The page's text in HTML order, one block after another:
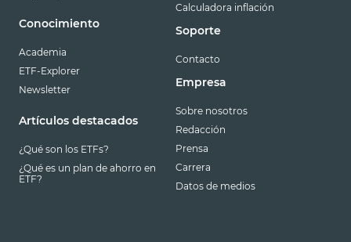
Conocimiento
Academia
ETF-Explorer
Newsletter
Artículos destacados
¿Qué son los ETFs?
¿Qué es un plan de ahorro en
ETF?
Calculadora inflación
Soporte
Contacto
Empresa
Sobre nosotros
Redacción
Prensa
Carrera
Datos de medios